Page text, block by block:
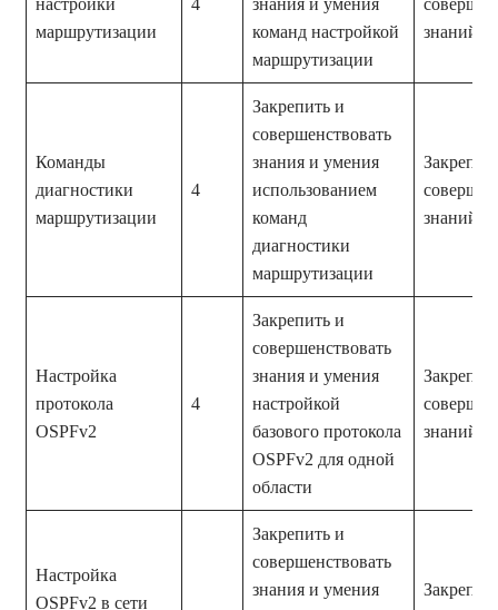
настройки
маршрутизации
4
знания и умения
команд настройкой
маршрутизации
знаний и
Команды
диагностики
маршрутизации
4
Закрепить и
совершенствовать
знания и умения
использованием
команд
диагностики
маршрутизации
знаний и
Настройка
протокола
OSPFv2
4
Закрепить и
совершенствовать
знания и умения
настройкой
базового протокола
OSPFv2 для одной
области
знаний и
Настройка
OSPFv2 в сети
Закрепить и
совершенствовать
знания и умения